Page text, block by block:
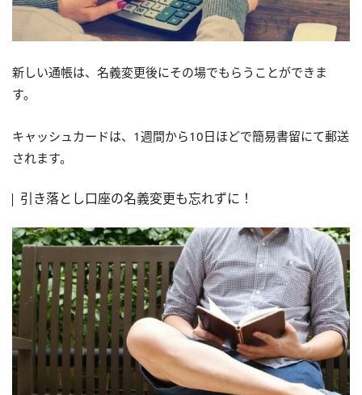
新しい通帳は、名義変更後にその場でもらうことができま
す。
キャッシュカードは、1週間から10日ほどで簡易書留にて郵送
されます。
引き落とし口座の名義変更も忘れずに！